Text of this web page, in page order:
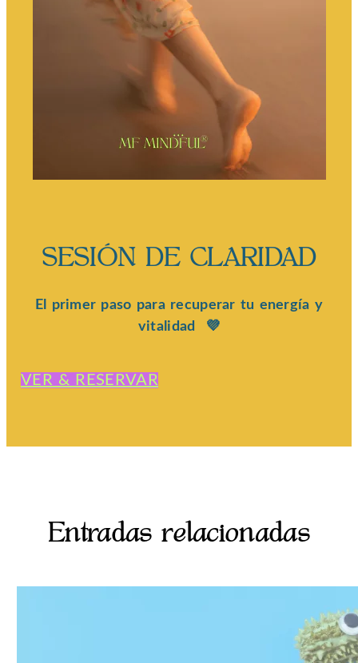
SESIÓN DE CLARIDAD
El primer paso para recuperar tu energía y
vitalidad 💜
VER & RESERVAR
Entradas relacionadas